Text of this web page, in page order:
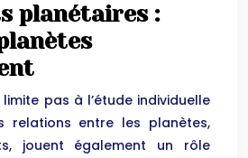
planétaires :
limite pas à l’étude individuelle
relations entre les planètes,
jouent également un rôle